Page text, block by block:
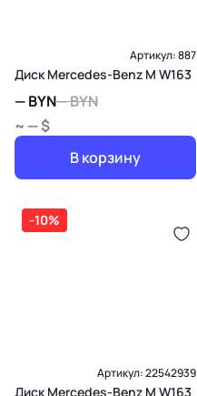
Артикул:887
Диск Mercedes-Benz M W163
—BYN—BYN
~ — $
В корзину
-10%
Артикул:22542939
Диск Mercedes-Benz M W163